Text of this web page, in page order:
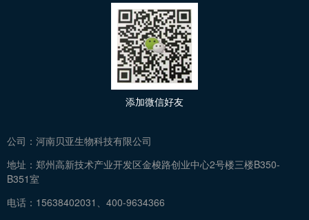
公司： 河南贝亚生物科技有限公司
地址： 郑州高新技术产业开发区金梭路创业中心2号楼三楼B350-
B351室
电话： 15638402031、400-9634366
添加微信好友